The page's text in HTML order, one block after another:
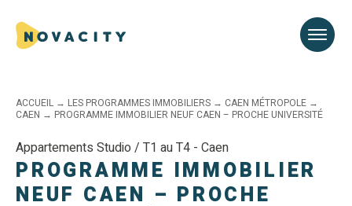
ACCUEIL → LES PROGRAMMES IMMOBILIERS → CAEN MÉTROPOLE →
CAEN → PROGRAMME IMMOBILIER NEUF CAEN – PROCHE UNIVERSITÉ
Appartements Studio / T1 au T4 - Caen
PROGRAMME IMMOBILIER
NEUF CAEN – PROCHE